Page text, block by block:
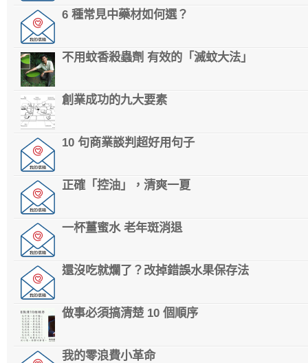
6 種常見中藥材如何選？
不用蚊香殺蟲劑 有效的「滅蚊大法」
創業成功的九大要素
10 句商業談判超好用句子
正確「控油」，清爽一夏
一杯薑蜜水 老年斑消退
還沒吃就爛了？改掉錯誤水果保存法
做事必須搞清楚 10 個順序
我的零浪費小革命